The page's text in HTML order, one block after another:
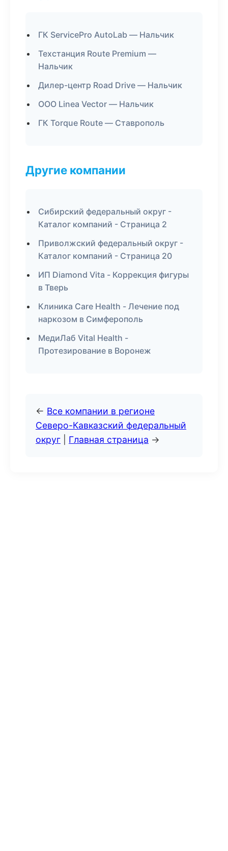
ГК ServicePro AutoLab — Нальчик
Техстанция Route Premium —
Нальчик
Дилер-центр Road Drive — Нальчик
ООО Linea Vector — Нальчик
ГК Torque Route — Ставрополь
Другие компании
Сибирский федеральный округ -
Каталог компаний - Страница 2
Приволжский федеральный округ -
Каталог компаний - Страница 20
ИП Diamond Vita - Коррекция фигуры
в Тверь
Клиника Care Health - Лечение под
наркозом в Симферополь
МедиЛаб Vital Health -
Протезирование в Воронеж
← Все компании в регионе
Северо-Кавказский федеральный
округ
Главная страница →